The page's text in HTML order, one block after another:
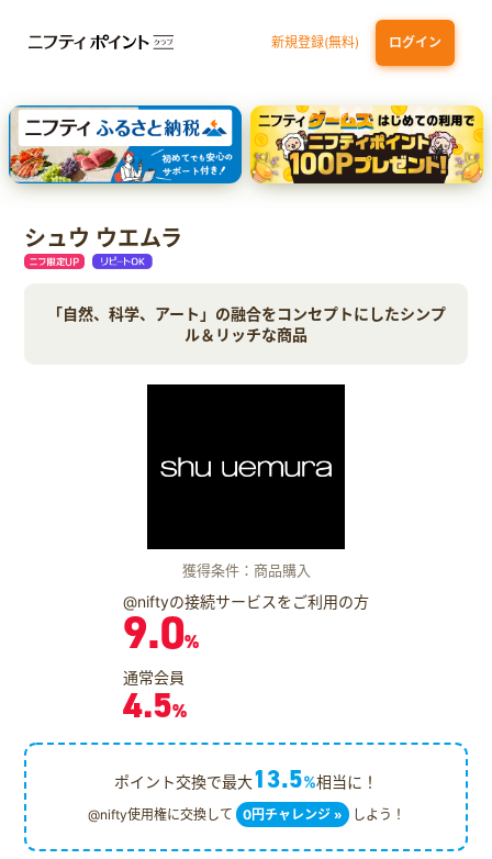
新規登録(無料) ログイン
dカード 九州カードNEXT JCB ORIGINAL SERIES：JCBカード S
三井住友カード ゴールド（NL）（家族カード発行）
【実質初月無料】DMM | Disney+(ディズニープラス) セットプラン
シュウ ウエムラ
「自然、科学、アート」の融合をコンセプトにしたシンプ
ル＆リッチな商品
獲得条件：商品購入
@niftyの接続サービスをご利用の方
9.0%
通常会員
4.5%
ポイント交換で最大13.5%相当に！
@nifty使用権に交換して 0円チャレンジ » しよう！